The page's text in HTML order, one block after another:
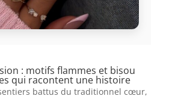
: motifs flammes et bisou
qui racontent une histoire
battus du traditionnel cœur,